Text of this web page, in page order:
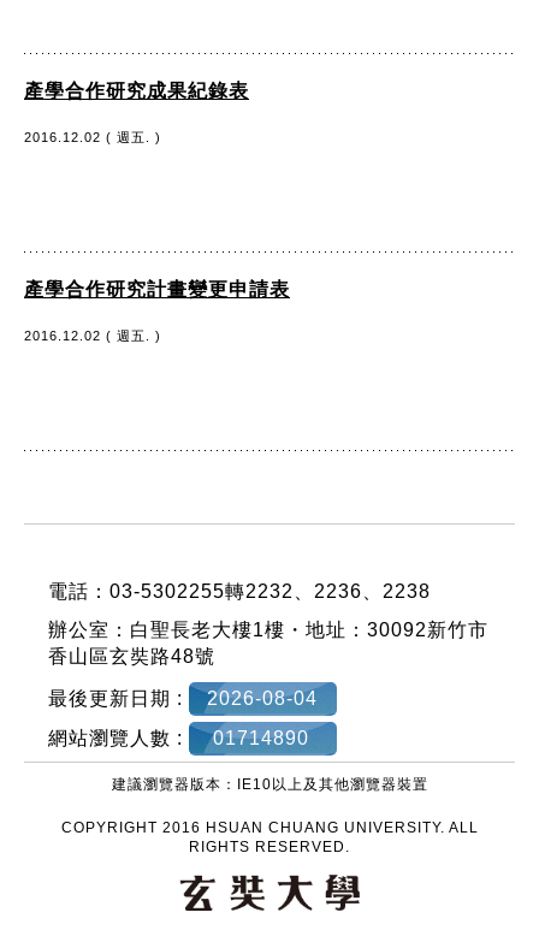
產學合作研究成果紀錄表
2016.12.02 ( 週五. )
產學合作研究計畫變更申請表
2016.12.02 ( 週五. )
電話：03-5302255轉2232、2236、2238
辦公室：白聖長老大樓1樓・地址：30092新竹市
香山區玄奘路48號
最後更新日期 :
2026-08-04
網站瀏覽人數 :
01714890
建議瀏覽器版本：IE10以上及其他瀏覽器裝置
COPYRIGHT 2016 HSUAN CHUANG UNIVERSITY. ALL
RIGHTS RESERVED.